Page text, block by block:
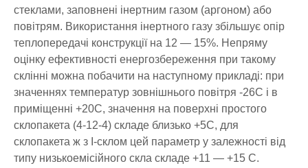
стеклами, заповнені інертним газом (аргоном) або
повітрям. Використання інертного газу збільшує опір
теплопередачі конструкції на 12 — 15%. Непряму
оцінку ефективності енергозбереження при такому
склінні можна побачити на наступному прикладі: при
значеннях температур зовнішнього повітря -26С і в
приміщенні +20С, значення на поверхні простого
склопакета (4-12-4) складе близько +5С, для
склопакета ж з І-склом цей параметр у залежності від
типу низькоемісійного скла складе +11 — +15 С.